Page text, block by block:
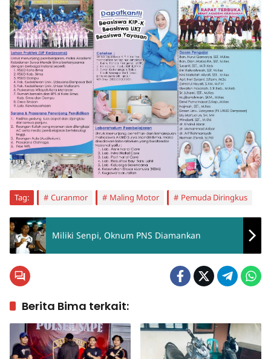
Tag: Curanmor Maling Motor Pemuda Diringkus
Miliki Senpi, Oknum PNS Diamankan
Berita Bima terkait: